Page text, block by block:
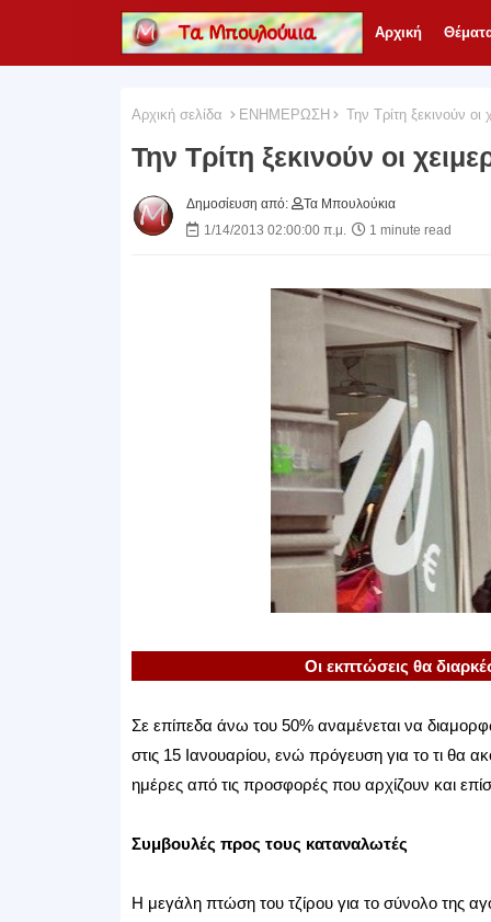
Αρχική
Αρχική σελίδα ΕΝΗΜΕΡΩΣΗ Την Τρίτη ξεκινούν οι
Την Τρίτη ξεκινούν οι
Δημοσίευση από:
Τα Μπουλούκια
1/14/2013 02:00:00 π.μ.
1 minute read
Οι εκπτώσεις θα
Σε επίπεδα άνω του 50% αναμένεται να
στις 15 Ιανουαρίου, ενώ πρόγευση για το τι θα
ημέρες από τις προσφορές που αρχίζουν και
Συμβουλές προς τους καταναλωτές
Η μεγάλη πτώση του τζίρου για το σύνολο της